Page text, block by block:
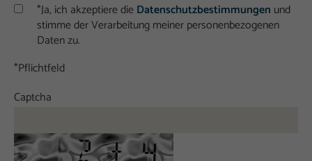
*Ja, ich akzeptiere dieDatenschutzbestimmungen und
stimme der Verarbeitung meiner personenbezogenen
Daten zu.
*Pflichtfeld
Captcha